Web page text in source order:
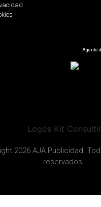
Agente
2026 AJA Publicidad.
reservados.